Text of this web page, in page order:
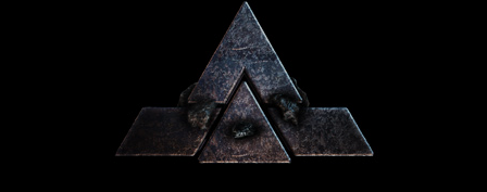
Powered By :